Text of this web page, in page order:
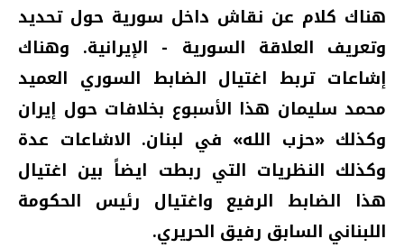
هناك كلام عن نقاش داخل سورية حول تحديد
وتعريف العلاقة السورية - الإيرانية. وهناك
إشاعات تربط اغتيال الضابط السوري العميد
محمد سليمان هذا الأسبوع بخلافات حول إيران
وكذلك «حزب الله» في لبنان. الاشاعات عدة
وكذلك النظريات التي ربطت ايضاً بين اغتيال
هذا الضابط الرفيع واغتيال رئيس الحكومة
اللبناني السابق رفيق الحريري.